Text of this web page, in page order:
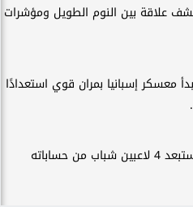
علاقة بين النوم الطويل ومؤشرات
معسكر إسبانيا بمران قوي استعدادًا
الزمالك يستبعد 4 لاعبين شباب من حساباته